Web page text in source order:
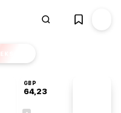
EKSTRA
GBP
64,23